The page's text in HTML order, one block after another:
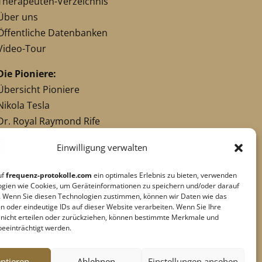
Einwilligung verwalten
frequenz-protokolle.com ein optimales Erlebnis zu bieten, verwenden
wie Cookies, um Geräteinformationen zu speichern und/oder darauf
Sie diesen Technologien zustimmen, können wir Daten wie das
oder eindeutige IDs auf dieser Website verarbeiten. Wenn Sie Ihre
erteilen oder zurückziehen, können bestimmte Merkmale und
werden.
uns
Datenbanken
Tour
Pioniere:
Pioniere
Tesla
Royal Raymond Rife
Robert C. Beck
Pioniere
|Datenschutz
Barrierefreiheit